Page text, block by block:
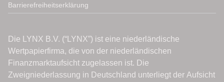
Barrierefreiheitserklärung